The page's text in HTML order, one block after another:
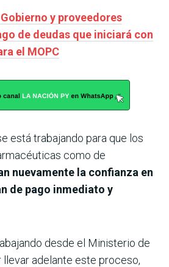
y proveedores
de deudas que iniciará con
el MOPC
está trabajando para que los
como de
nuevamente la confianza en
de pago inmediato y
desde el Ministerio de
llevar adelante este proceso,